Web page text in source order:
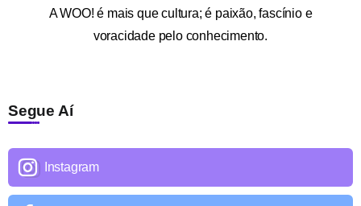
AWOO! é mais que cultura; é paixão, fascínio e
voracidade pelo conhecimento.
Segue Aí
Instagram